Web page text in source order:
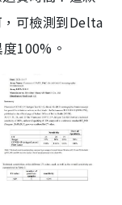
可檢測到Delta
100%。